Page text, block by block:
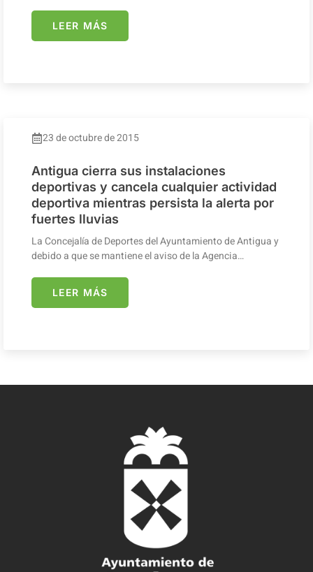
LEER MÁS
23 de octubre de 2015
Antigua cierra sus instalaciones
deportivas y cancela cualquier actividad
deportiva mientras persista la alerta por
fuertes lluvias
La Concejalía de Deportes del Ayuntamiento de Antigua y
debido a que se mantiene el aviso de la Agencia…
LEER MÁS